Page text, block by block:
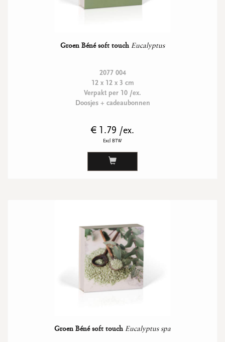
Groen Béné soft touch Eucalyptus
2077 004
12 x 12 x 3 cm
Verpakt per 10 /ex.
Doosjes + cadeaubonnen
€ 1.79 /ex.
Excl BTW
Groen Béné soft touch Eucalyptus spa